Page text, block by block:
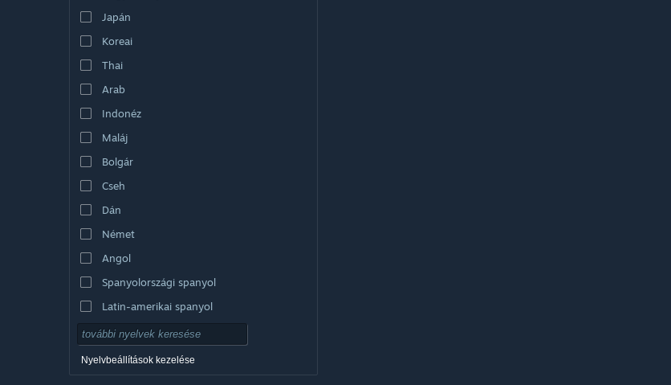
Japán
Koreai
Thai
Arab
Indonéz
Maláj
Bolgár
Cseh
Dán
Német
Angol
Spanyolországi spanyol
Latin-amerikai spanyol
Nyelvbeállítások kezelése